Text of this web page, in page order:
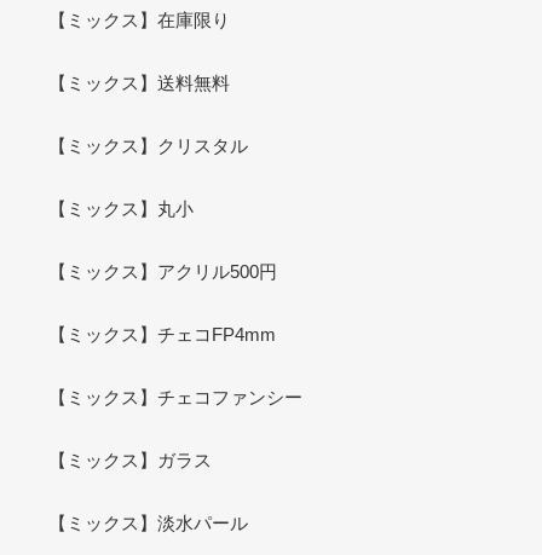
【ミックス】在庫限り
【ミックス】送料無料
【ミックス】クリスタル
【ミックス】丸小
【ミックス】アクリル500円
【ミックス】チェコFP4mm
【ミックス】チェコファンシー
【ミックス】ガラス
【ミックス】淡水パール